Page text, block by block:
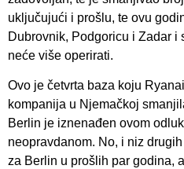
uključujući i prošlu, te ovu
Dubrovnik, Podgoricu i Zadar i
neće više operirati.
Ovo je četvrta baza koju
kompanija u Njemačkoj
Berlin je iznenađen ovom
neopravdanom. No, i niz
za Berlin u prošlih par godina,